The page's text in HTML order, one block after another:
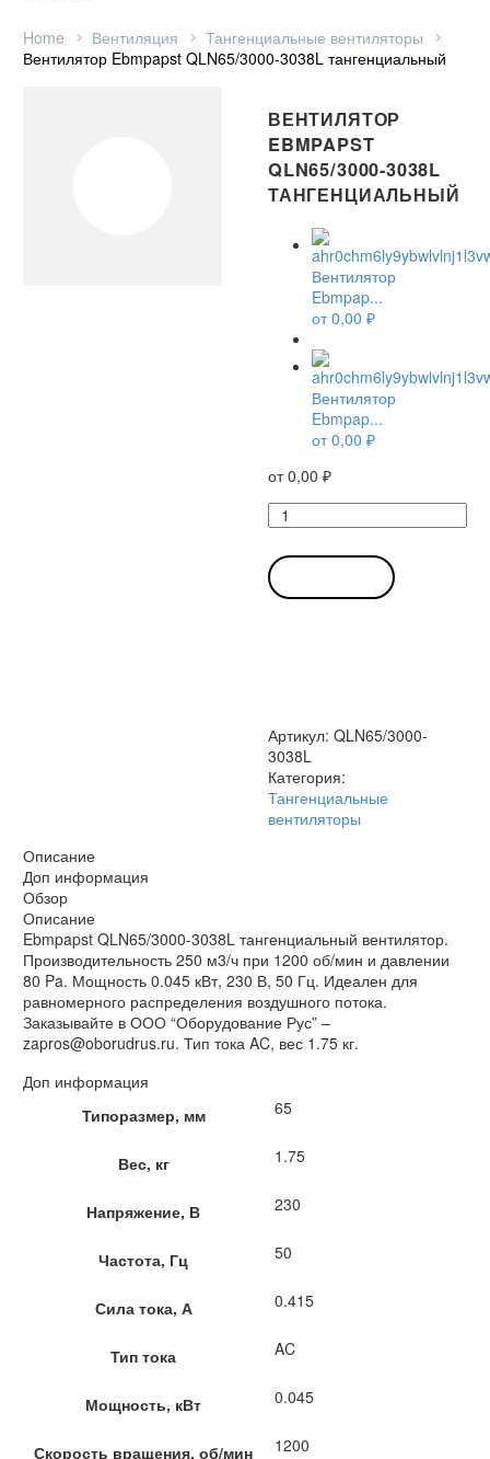
Home Вентиляция
Тангенциальные вентиляторы
Вентилятор Ebmpapst QLN65/3000-3038L тангенциальный
ВЕНТИЛЯТОР
EBMPAPST
QLN65/3000-3038L
ТАНГЕНЦИАЛЬНЫЙ
Вентилятор
Ebmpap...
от0,00 ₽
Вентилятор
Ebmpap...
от0,00 ₽
от0,00 ₽
Количество
товара
Вентилятор
Ebmpapst
QLN65/3000-
Артикул: QLN65/3000-
3038L
Категория:
Тангенциальные
вентиляторы
Описание
Доп информация
Обзор
Описание
Ebmpapst QLN65/3000-3038L тангенциальный вентилятор.
Производительность 250 м3/ч при 1200 об/мин и давлении
80 Pa. Мощность 0.045 кВт, 230 В, 50 Гц. Идеален для
равномерного распределения воздушного потока.
Заказывайте в ООО “Оборудование Рус” –
zapros@oborudrus.ru. Тип тока AC, вес 1.75 кг.
Доп информация
Типоразмер, мм
65
Вес, кг 1.75
Напряжение, В 230
Частота, Гц 50
Сила тока, А 0.415
Тип тока AC
Мощность, кВт 0.045
Скорость вращения, об/мин 1200